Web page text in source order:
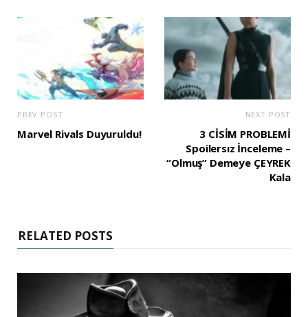
PREV POST
Marvel Rivals Duyuruldu!
NEXT POST
3 CİSİM PROBLEMİ
Spoilersız İnceleme –
“Olmuş” Demeye ÇEYREK
Kala
RELATED POSTS